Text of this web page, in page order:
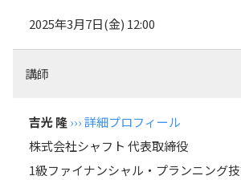
2025年3月7日(金) 12:00
講師
吉光 隆 ››› 詳細プロフィール
株式会社シャフト 代表取締役
1級ファイナンシャル・プランニング